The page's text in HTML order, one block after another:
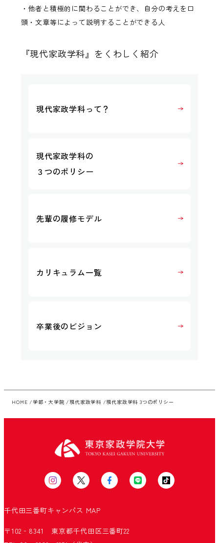
・他者と積極的に関わることができ、自分の考えを口
頭・文章等によって説明することができる人
『現代家政学科』をくわしく紹介
現代家政学科って？
現代家政学科の
３つのポリシー
先輩の履修モデル
カリキュラム一覧
卒業後のビジョン
HOME 学部・大学院 現代家政学科 現代家政学科 3つのポリシー
千代田三番町キャンパス MAP
〒102‐8341 東京都千代田区三番町22